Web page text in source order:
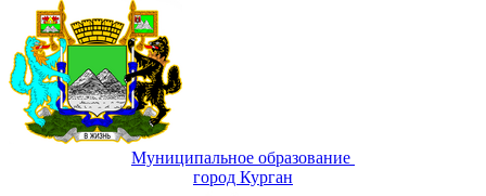
Муниципальное образование
город Курган